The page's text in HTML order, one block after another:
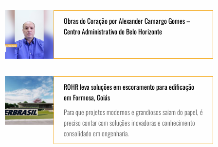
Obras do Coração por Alexander Camargo Gomes –
Centro Administrativo de Belo Horizonte
ROHR leva soluções em escoramento para edificação
em Formosa, Goiás
Para que projetos modernos e grandiosos saiam do papel, é
preciso contar com soluções inovadoras e conhecimento
consolidado em engenharia.